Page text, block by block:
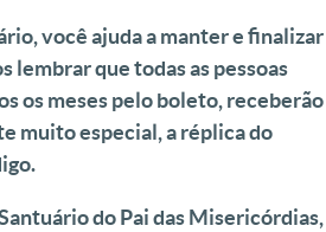
você ajuda a manter e finalizar
lembrar que todas as pessoas
os meses pelo boleto, receberão
muito especial, a réplica do
do Pai das Misericórdias,